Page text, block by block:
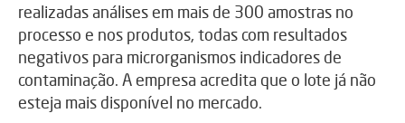
realizadas análises em mais de 300 amostras no
processo e nos produtos, todas com resultados
negativos para microrganismos indicadores de
contaminação. A empresa acredita que o lote já não
esteja mais disponível no mercado.